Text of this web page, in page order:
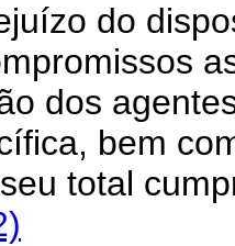
do
dos
bem
total